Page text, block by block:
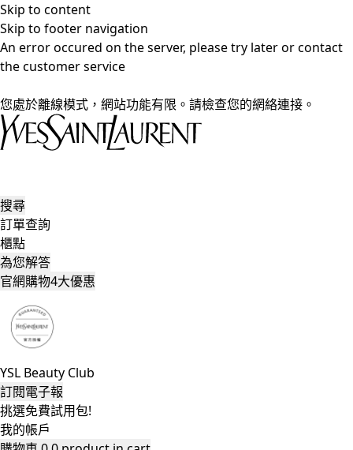
Skip to content
Skip to footer navigation
An error occured on the server, please try later or contact
the customer service
您處於離線模式，網站功能有限。請檢查您的網絡連接。
搜尋
訂單查詢
櫃點
為您解答
官網購物4大優惠
YSL Beauty Club
訂閱電子報
挑選免費試用包!
我的帳戶